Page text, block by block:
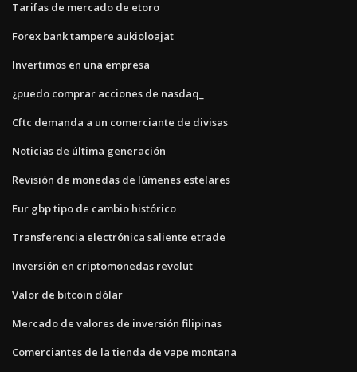
Tarifas de mercado de etoro
Forex bank tampere aukioloajat
Invertimos en una empresa
¿puedo comprar acciones de nasdaq_
Cftc demanda a un comerciante de divisas
Noticias de última generación
Revisión de monedas de lúmenes estelares
Eur gbp tipo de cambio histórico
Transferencia electrónica saliente etrade
Inversión en criptomonedas revolut
Valor de bitcoin dólar
Mercado de valores de inversión filipinas
Comerciantes de la tienda de vape montana